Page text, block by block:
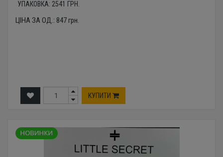
УПАКОВКА: 2541 ГРН.
ЦІНА ЗА ОД.: 847грн.
КУПИТИ